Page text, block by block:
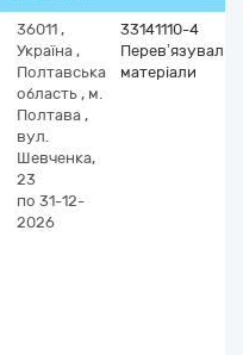
36011 ,
Україна ,
Полтавська
область , м.
Полтава ,
вул.
Шевченка,
23
по 31-12-
2026
33141110-4
матеріали